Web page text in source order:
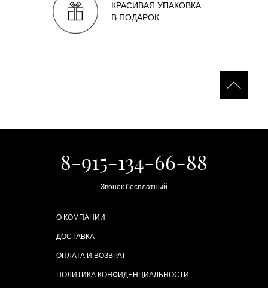
КРАСИВАЯ УПАКОВКА
В ПОДАРОК
8-915-134-66-88
Звонок бесплатный
О КОМПАНИИ
ДОСТАВКА
ОПЛАТА И ВОЗВРАТ
ПОЛИТИКА КОНФИДЕНЦИАЛЬНОСТИ